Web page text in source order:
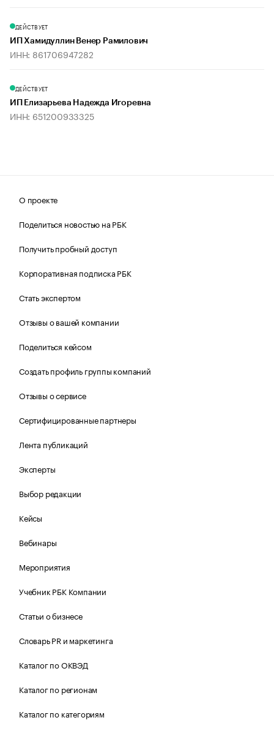
ДЕЙСТВУЕТ
ИП Хамидуллин Венер Рамилович
ИНН: 861706947282
ДЕЙСТВУЕТ
ИП Елизарьева Надежда Игоревна
ИНН: 651200933325
О проекте
Поделиться новостью на РБК
Получить пробный доступ
Корпоративная подписка РБК
Стать экспертом
Отзывы о вашей компании
Поделиться кейсом
Создать профиль группы компаний
Отзывы о сервисе
Сертифицированные партнеры
Лента публикаций
Эксперты
Выбор редакции
Кейсы
Вебинары
Мероприятия
Учебник РБК Компании
Статьи о бизнесе
Словарь PR и маркетинга
Каталог по ОКВЭД
Каталог по регионам
Каталог по категориям